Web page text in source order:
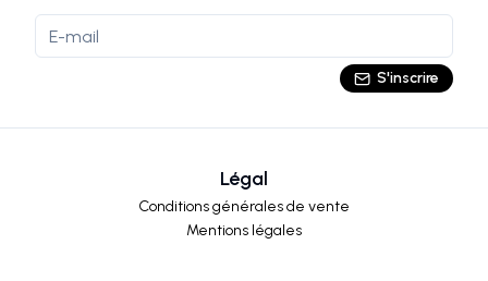
S'inscrire
Légal
Conditions générales de vente
Mentions légales